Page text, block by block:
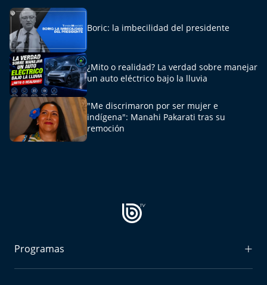
Boric: la imbecilidad del presidente
¿Mito o realidad? La verdad sobre manejar
un auto eléctrico bajo la lluvia
"Me discrimaron por ser mujer e
indígena": Manahi Pakarati tras su
remoción
Programas